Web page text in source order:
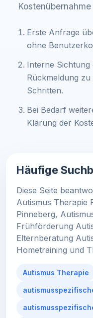
Erste Anfrage
ohne
Interne Sichtung
Rückmeldung
Schritten.
Bei Bedarf
Klärung der
Häufige
Diese Seite
Autismus Therapie
Pinneberg,
Frühförderung
Elternberatung
Hometraining und
Autismus Therapie